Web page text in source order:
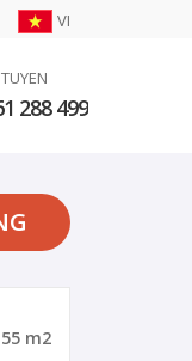
VI
288 499
55 m2